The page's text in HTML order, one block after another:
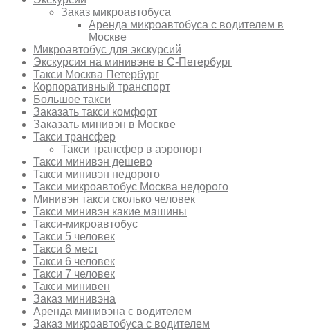
Заказ микроавтобуса
Аренда микроавтобуса с водителем в
Москве
Микроавтобус для экскурсий
Экскурсия на минивэне в С-Петербург
Такси Москва Петербург
Корпоративный транспорт
Большое такси
Заказать такси комфорт
Заказать минивэн в Москве
Такси трансфер
Такси трансфер в аэропорт
Такси минивэн дешево
Такси минивэн недорого
Такси микроавтобус Москва недорого
Минивэн такси сколько человек
Такси минивэн какие машины
Такси-микроавтобус
Такси 5 человек
Такси 6 мест
Такси 6 человек
Такси 7 человек
Такси минивен
Заказ минивэна
Аренда минивэна с водителем
Заказ микроавтобуса с водителем